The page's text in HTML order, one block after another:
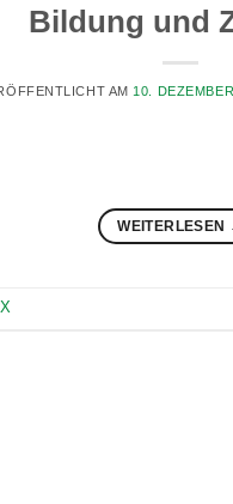
Bildung und
AM 10.
WEITERLESEN